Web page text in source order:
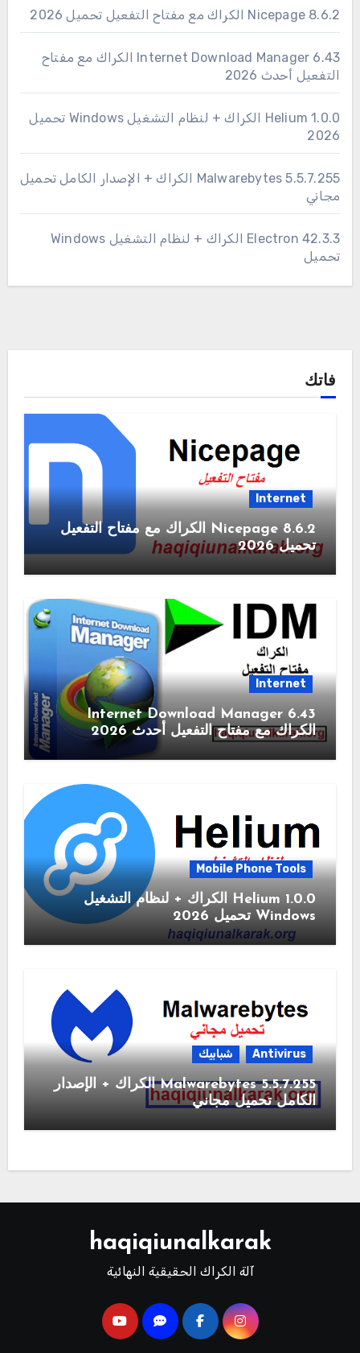
Nicepage 8.6.2 الكراك مع مفتاح التفعيل تحميل 2026
6.43 Internet Download Manager الكراك مع مفتاح
التفعيل أحدث 2026
1.0.0 Helium الكراك + لنظام التشغيل Windows تحميل
2026
Malwarebytes 5.5.7.255 الكراك + الإصدار الكامل تحميل
مجاني
Electron 42.3.3 الكراك + لنظام التشغيل Windows
تحميل
فاتك
Internet
Nicepage 8.6.2 الكراك مع مفتاح التفعيل
تحميل 2026
Internet
6.43 Internet Download Manager
الكراك مع مفتاح التفعيل أحدث 2026
Mobile Phone Tools
1.0.0 Helium الكراك + لنظام التشغيل
Windows تحميل 2026
Antivirus شبابيك
Malwarebytes 5.5.7.255 الكراك + الإصدار
الكامل تحميل مجاني
haqiqiunalkarak
آلة الكراك الحقيقية النهائية